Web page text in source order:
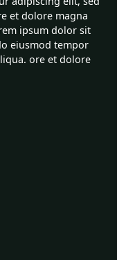
et dolore magna
ipsum dolor sit
eiusmod tempor
ore et dolore